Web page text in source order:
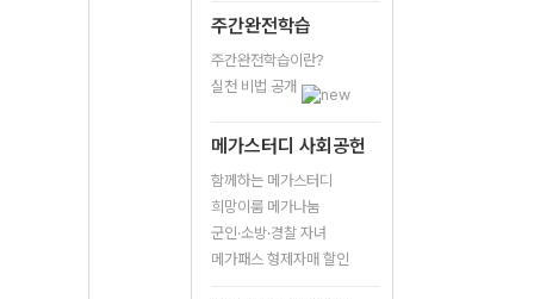
주간완전학습
주간완전학습이란?
실천 비법 공개
메가스터디 사회공헌
함께하는 메가스터디
희망이룸 메가나눔
군인·소방·경찰 자녀
메가패스 형제자매 할인